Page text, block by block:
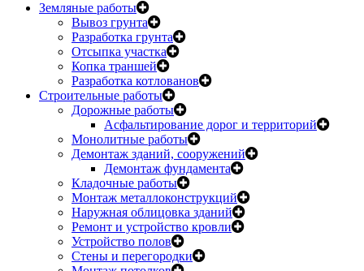
Земляные работы
Вывоз грунта
Разработка грунта
Отсыпка участка
Копка траншей
Разработка котлованов
Строительные работы
Дорожные работы
Асфальтирование дорог и территорий
Монолитные работы
Демонтаж зданий, сооружений
Демонтаж фундамента
Кладочные работы
Монтаж металлоконструкций
Наружная облицовка зданий
Ремонт и устройство кровли
Устройство полов
Стены и перегородки